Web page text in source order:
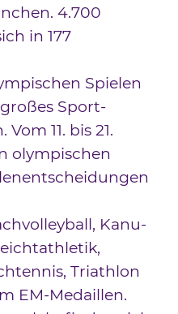
4.700
in 177
Spielen
Sport-
11. bis 21.
olympischen
Kanu-
Triathlon
EM-Medaillen.